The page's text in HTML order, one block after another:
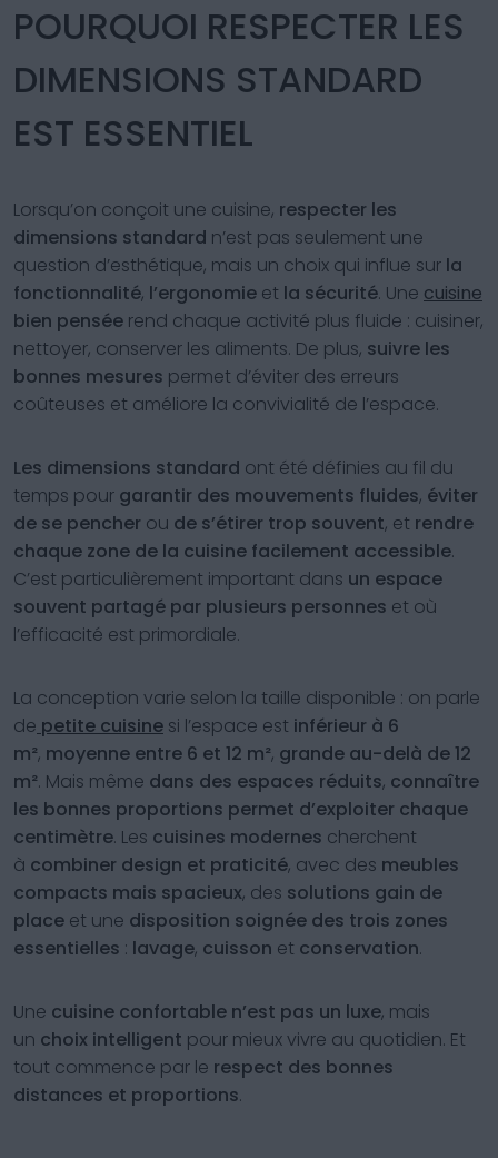
respecter
POURQUOI RESPECTER LES
DIMENSIONS STANDARD
EST ESSENTIEL
Lorsqu’on conçoit une cuisine, respecter les
dimensions standard n’est pas seulement une
question d’esthétique, mais un choix qui influe sur la
fonctionnalité, l’ergonomie et la sécurité. Une cuisine
bien pensée rend chaque activité plus fluide : cuisiner,
nettoyer, conserver les aliments. De plus, suivre les
bonnes mesures permet d’éviter des erreurs
coûteuses et améliore la convivialité de l’espace.
Les dimensions standard ont été définies au fil du
temps pour garantir des mouvements fluides, éviter
de se pencher ou de s’étirer trop souvent, et rendre
chaque zone de la cuisine facilement accessible.
C’est particulièrement important dans un espace
souvent partagé par plusieurs personnes et où
l’efficacité est primordiale.
La conception varie selon la taille disponible : on parle
de petite cuisine si l’espace est inférieur à 6
m², moyenne entre 6 et 12 m², grande au-delà de 12
m². Mais même dans des espaces réduits, connaître
les bonnes proportions permet d’exploiter chaque
centimètre. Les cuisines modernes cherchent
à combiner design et praticité, avec des meubles
compacts mais spacieux, des solutions gain de
place et une disposition soignée des trois zones
essentielles : lavage, cuisson et conservation.
Une cuisine confortable n’est pas un luxe, mais
un choix intelligent pour mieux vivre au quotidien. Et
tout commence par le respect des bonnes
distances et proportions.